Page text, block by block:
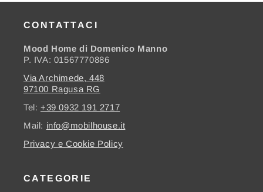
CONTATTACI
Mood Home di Domenico Manno
P. IVA: 01567770886
Via Archimede, 448
97100 Ragusa RG
Tel: +39 0932 191 2717
Mail: info@mobilhouse.it
Privacy e Cookie Policy
CATEGORIE